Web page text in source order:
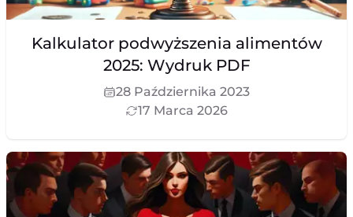
Kalkulator podwyższenia alimentów
2025: Wydruk PDF
28 Października 2023
17 Marca 2026